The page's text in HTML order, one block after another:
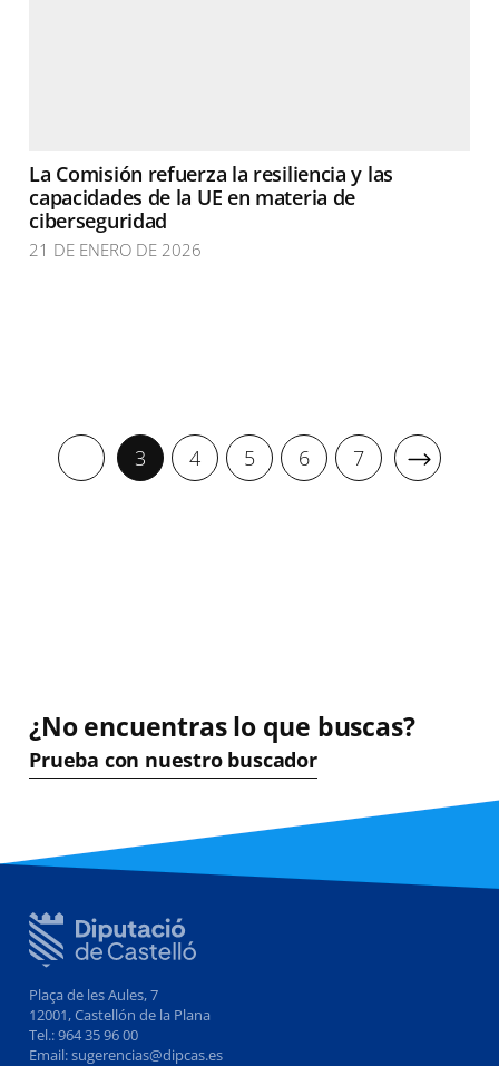
La Comisión refuerza la resiliencia y las
capacidades de la UE en materia de
ciberseguridad
21 DE ENERO DE 2026
3 4 5 6 7
¿No encuentras lo que buscas?
Prueba con nuestro buscador
Plaça de les Aules, 7
12001, Castellón de la Plana
Tel.: 964 35 96 00
Email: sugerencias@dipcas.es